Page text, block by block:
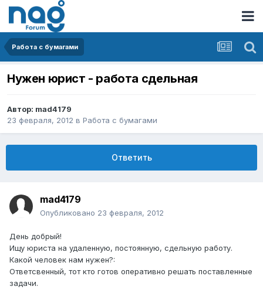
Работа с бумагами
Нужен юрист - работа сдельная
Автор: mad4179
23 февраля, 2012 в Работа с бумагами
Ответить
mad4179
Опубликовано 23 февраля, 2012
День добрый!
Ищу юриста на удаленную, постоянную, сдельную работу.
Какой человек нам нужен?:
Ответсвенный, тот кто готов оперативно решать поставленные
задачи.